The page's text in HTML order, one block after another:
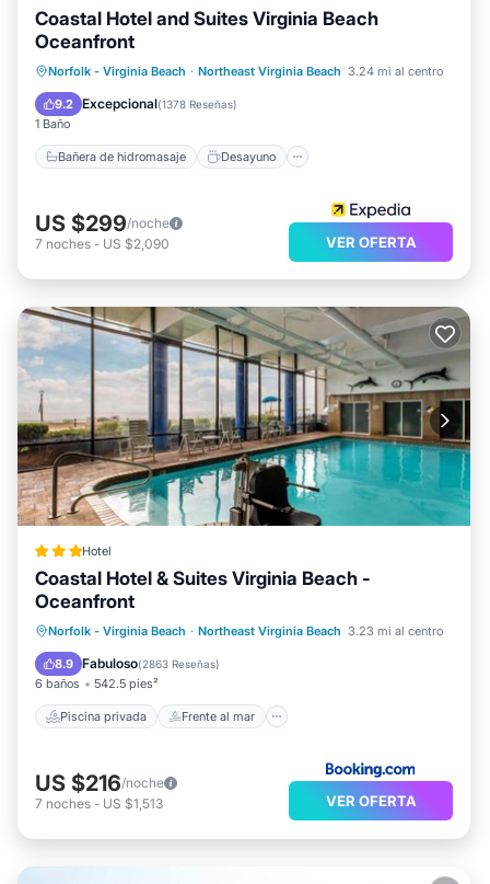
Coastal Hotel and Suites Virginia Beach
Oceanfront
Norfolk - Virginia Beach · Northeast Virginia Beach 3.24 mi al centro
9.2 Excepcional(1378 Reseñas)
1 Baño
Bañera de hidromasaje Desayuno
Bañera de hidromasaje
Desayuno
Aparcamiento
Piscina
US $299/noche
7 noches - US $2,090 VER OFERTA
Hotel
Coastal Hotel & Suites Virginia Beach -
Oceanfront
Norfolk - Virginia Beach · Northeast Virginia Beach 3.23 mi al centro
8.9 Fabuloso(2863 Reseñas)
6 baños 542.5 pies²
Piscina privada Frente al mar
Piscina privada
Frente al mar
Bañera de hidromasaje
US $216/noche
7 noches - US $1,513 VER OFERTA